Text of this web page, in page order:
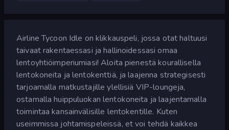
Airline Tycoon Idle on klikkauspeli, jossa otat haltuusi
taivaat rakentaessasi ja hallinoidessasi omaa
lentoyhtiöimperiumiasi! Aloita pienestä kourallisella
lentokoneita ja lentokenttiä, ja laajenna strategisesti
tarjoamalla matkustajille ylellisiä VIP-loungeja,
ostamalla huippuluokan lentokoneita ja laajentamalla
toimintaa kansainvälisille lentokentille. Kuten
useimmissa johtamispeleissä, et voi tehdä kaikkea